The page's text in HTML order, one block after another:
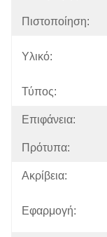
Πιστοποίηση:
Υλικό:
Τύπος:
Επιφάνεια:
Πρότυπα:
Ακρίβεια:
Εφαρμογή: